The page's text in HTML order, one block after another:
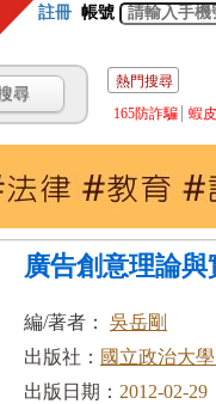
註冊 帳號
熱門搜尋
165防詐騙
蝦皮
廣告創意理論
編/著者： 吳岳剛
出版社： 國立政治大
出版日期： 2012-02-29